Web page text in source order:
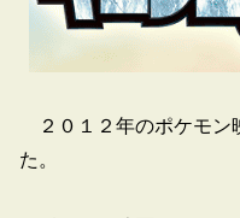
２０１２年のポケモン
た。